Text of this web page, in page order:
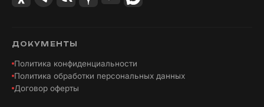
ДОКУМЕНТЫ
Политика конфиденциальности
Политика обработки персональных данных
Договор оферты